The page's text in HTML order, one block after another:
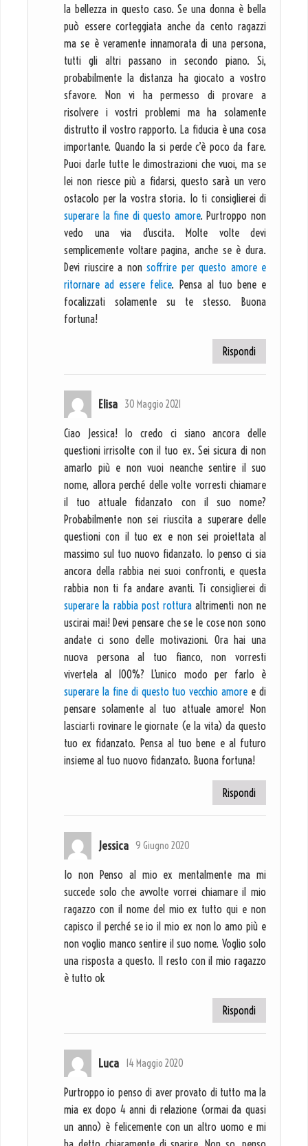
la bellezza in questo caso. Se una donna è bella
può essere corteggiata anche da cento ragazzi
ma se è veramente innamorata di una persona,
tutti gli altri passano in secondo piano. Si,
probabilmente la distanza ha giocato a vostro
sfavore. Non vi ha permesso di provare a
risolvere i vostri problemi ma ha solamente
distrutto il vostro rapporto. La fiducia è una cosa
importante. Quando la si perde c’è poco da fare.
Puoi darle tutte le dimostrazioni che vuoi, ma se
lei non riesce più a fidarsi, questo sarà un vero
ostacolo per la vostra storia. Io ti consiglierei di
superare la fine di questo amore. Purtroppo non
vedo una via d’uscita. Molte volte devi
semplicemente voltare pagina, anche se è dura.
Devi riuscire a non soffrire per questo amore e
ritornare ad essere felice. Pensa al tuo bene e
focalizzati solamente su te stesso. Buona
fortuna!
Rispondi
Elisa 30 Maggio 2021
Ciao Jessica! Io credo ci siano ancora delle
questioni irrisolte con il tuo ex. Sei sicura di non
amarlo più e non vuoi neanche sentire il suo
nome, allora perché delle volte vorresti chiamare
il tuo attuale fidanzato con il suo nome?
Probabilmente non sei riuscita a superare delle
questioni con il tuo ex e non sei proiettata al
massimo sul tuo nuovo fidanzato. Io penso ci sia
ancora della rabbia nei suoi confronti, e questa
rabbia non ti fa andare avanti. Ti consiglierei di
superare la rabbia post rottura altrimenti non ne
uscirai mai! Devi pensare che se le cose non sono
andate ci sono delle motivazioni. Ora hai una
nuova persona al tuo fianco, non vorresti
vivertela al 100%? L’unico modo per farlo è
superare la fine di questo tuo vecchio amore e di
pensare solamente al tuo attuale amore! Non
lasciarti rovinare le giornate (e la vita) da questo
tuo ex fidanzato. Pensa al tuo bene e al futuro
insieme al tuo nuovo fidanzato. Buona fortuna!
Rispondi
Jessica 9 Giugno 2020
Io non Penso al mio ex mentalmente ma mi
succede solo che avvolte vorrei chiamare il mio
ragazzo con il nome del mio ex tutto qui e non
capisco il perché se io il mio ex non lo amo più e
non voglio manco sentire il suo nome. Voglio solo
una risposta a questo. Il resto con il mio ragazzo
è tutto ok
Rispondi
Luca 14 Maggio 2020
Purtroppo io penso di aver provato di tutto ma la
mia ex dopo 4 anni di relazione (ormai da quasi
un anno) è felicemente con un altro uomo e mi